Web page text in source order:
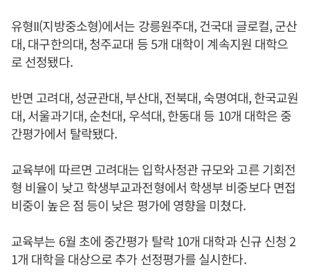
유형II(지방중소형)에서는 강릉원주대, 건국대 글로컬, 군산
대, 대구한의대, 청주교대 등 5개 대학이 계속지원 대학으
로 선정됐다.
반면 고려대, 성균관대, 부산대, 전북대, 숙명여대, 한국교원
대, 서울과기대, 순천대, 우석대, 한동대 등 10개 대학은 중
간평가에서 탈락됐다.
교육부에 따르면 고려대는 입학사정관 규모와 고른 기회전
형 비율이 낮고 학생부교과전형에서 학생부 비중보다 면접
비중이 높은 점 등이 낮은 평가에 영향을 미쳤다.
교육부는 6월 초에 중간평가 탈락 10개 대학과 신규 신청 2
1개 대학을 대상으로 추가 선정평가를 실시한다.